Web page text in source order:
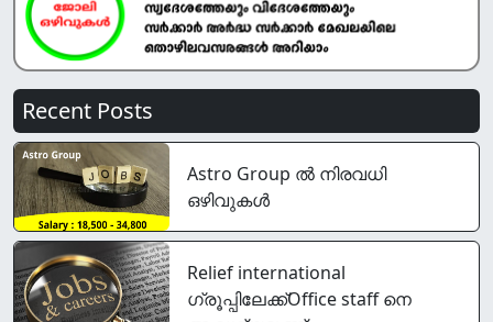
Recent Posts
Astro Group ൽ നിരവധി
ഒഴിവുകൾ
Relief international
ഗ്രൂപ്പിലേക്ക്Office staff നെ